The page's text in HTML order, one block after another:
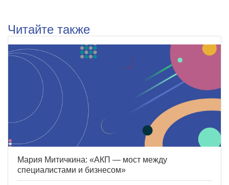
Читайте также
Мария Митичкина: «АКП — мост между
специалистами и бизнесом»